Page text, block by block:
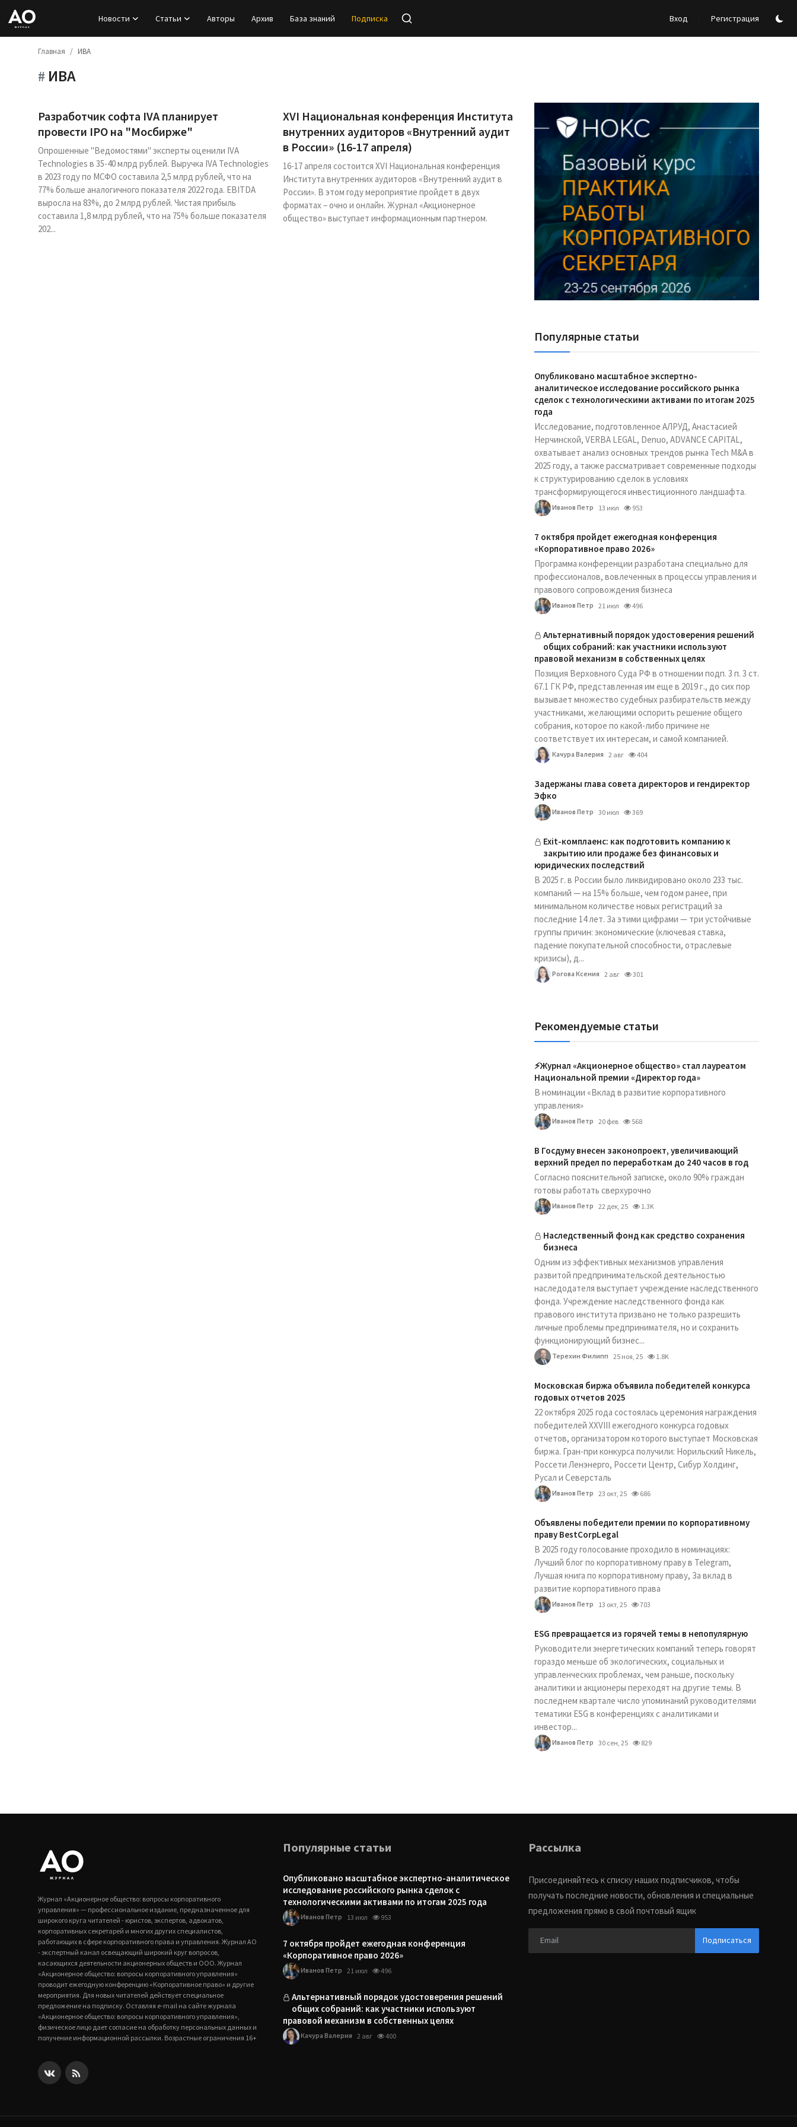
Новости Статьи Авторы Архив База знаний Подписка Вход Регистрация
Новости
База знаний
Главная ИВА
# ИВА
Разработчик софта IVA планирует
провести IPO на "Мосбирже"
Опрошенные "Ведомостями" эксперты оценили IVA
Technologies в 35-40 млрд рублей. Выручка IVA Technologies
в 2023 году по МСФО составила 2,5 млрд рублей, что на
77% больше аналогичного показателя 2022 года. EBITDA
выросла на 83%, до 2 млрд рублей. Чистая прибыль
составила 1,8 млрд рублей, что на 75% больше показателя
202...
XVI Национальная конференция Института
внутренних аудиторов «Внутренний аудит
в России» (16-17 апреля)
16-17 апреля состоится XVI Национальная конференция
Института внутренних аудиторов «Внутренний аудит в
России». В этом году мероприятие пройдет в двух
форматах – очно и онлайн. Журнал «Акционерное
общество» выступает информационным партнером.
Реклама Ассоциации "НОКС", ИНН 7709980401, ERID:2SDnjdY5NTb
Популярные статьи
Опубликовано масштабное экспертно-
аналитическое исследование российского рынка
сделок с технологическими активами по итогам 2025
года
Исследование, подготовленное АЛРУД, Анастасией
Нерчинской, VERBA LEGAL, Denuo, ADVANCE CAPITAL,
охватывает анализ основных трендов рынка Tech M&A в
2025 году, а также рассматривает современные подходы
к структурированию сделок в условиях
трансформирующегося инвестиционного ландшафта.
Иванов Петр 13 июл 953
7 октября пройдет ежегодная конференция
«Корпоративное право 2026»
Программа конференции разработана специально для
профессионалов, вовлеченных в процессы управления и
правового сопровождения бизнеса
Иванов Петр 21 июл 496
Альтернативный порядок удостоверения решений
общих собраний: как участники используют
правовой механизм в собственных целях
Позиция Верховного Суда РФ в отношении подп. 3 п. 3 ст.
67.1 ГК РФ, представленная им еще в 2019 г., до сих пор
вызывает множество судебных разбирательств между
участниками, желающими оспорить решение общего
собрания, которое по какой-либо причине не
соответствует их интересам, и самой компанией.
Качура Валерия 2 авг 404
Задержаны глава совета директоров и гендиректор
Эфко
Иванов Петр 30 июл 369
Exit-комплаенс: как подготовить компанию к
закрытию или продаже без финансовых и
юридических последствий
В 2025 г. в России было ликвидировано около 233 тыс.
компаний — на 15% больше, чем годом ранее, при
минимальном количестве новых регистраций за
последние 14 лет. За этими цифрами — три устойчивые
группы причин: экономические (ключевая ставка,
падение покупательной способности, отраслевые
кризисы), д...
Рогова Ксения 2 авг 301
Рекомендуемые статьи
⚡️Журнал «Акционерное общество» стал лауреатом
Национальной премии «Директор года»
В номинации «Вклад в развитие корпоративного
управления»
Иванов Петр 20 фев 568
В Госдуму внесен законопроект, увеличивающий
верхний предел по переработкам до 240 часов в год
Согласно пояснительной записке, около 90% граждан
готовы работать сверхурочно
Иванов Петр 22 дек, 25 1.3K
Наследственный фонд как средство сохранения
бизнеса
Одним из эффективных механизмов управления
развитой предпринимательской деятельностью
наследодателя выступает учреждение наследственного
фонда. Учреждение наследственного фонда как
правового института призвано не только разрешить
личные проблемы предпринимателя, но и сохранить
функционирующий бизнес...
Терехин Филипп 25 ноя, 25 1.8K
Московская биржа объявила победителей конкурса
годовых отчетов 2025
22 октября 2025 года состоялась церемония награждения
победителей XXVIII ежегодного конкурса годовых
отчетов, организатором которого выступает Московская
биржа. Гран-при конкурса получили: Норильский Никель,
Россети Ленэнерго, Россети Центр, Сибур Холдинг,
Русал и Северсталь
Иванов Петр 23 окт, 25 686
Объявлены победители премии по корпоративному
праву BestCorpLegal
В 2025 году голосование проходило в номинациях:
Лучший блог по корпоративному праву в Telegram,
Лучшая книга по корпоративному праву, За вклад в
развитие корпоративного права
Иванов Петр 13 окт, 25 703
ESG превращается из горячей темы в непопулярную
Руководители энергетических компаний теперь говорят
гораздо меньше об экологических, социальных и
управленческих проблемах, чем раньше, поскольку
аналитики и акционеры переходят на другие темы. В
последнем квартале число упоминаний руководителями
тематики ESG в конференциях с аналитиками и
инвестор...
Иванов Петр 30 сен, 25 829
Журнал «Акционерное общество: вопросы корпоративного
управления» — профессиональное издание, предназначенное для
широкого круга читателей - юристов, экспертов, адвокатов,
корпоративных секретарей и многих других специалистов,
работающих в сфере корпоративного права и управления. Журнал АО
- экспертный канал освещающий широкий круг вопросов,
касающихся деятельности акционерных обществ и ООО. Журнал
«Акционерное общество: вопросы корпоративного управления»
проводит ежегодную конференцию «Корпоративное право» и другие
мероприятия. Для новых читателей действует специальное
предложение на подписку. Оставляя e-mail на сайте журнала
«Акционерное общество: вопросы корпоративного управления»,
физическое лицо дает согласие на обработку персональных данных и
получение информационной рассылки. Возрастные ограничения 16+
Популярные статьи
Опубликовано масштабное экспертно-аналитическое
исследование российского рынка сделок с
технологическими активами по итогам 2025 года
Иванов Петр 13 июл 953
7 октября пройдет ежегодная конференция
«Корпоративное право 2026»
Иванов Петр 21 июл 496
Альтернативный порядок удостоверения решений
общих собраний: как участники используют
правовой механизм в собственных целях
Качура Валерия 2 авг 400
Рассылка
Присоединяйтесь к списку наших подписчиков, чтобы
получать последние новости, обновления и специальные
предложения прямо в свой почтовый ящик
Подписаться